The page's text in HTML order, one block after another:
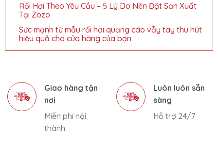
Rối Hơi Theo Yêu Cầu – 5 Lý Do Nên Đặt Sản Xuất
Tại Zozo
Sức mạnh từ mẫu rối hơi quảng cáo vẫy tay thu hút
hiệu quả cho cửa hàng của bạn
Giao hàng tận
nơi
Miễn phí nội
thành
Luôn luôn sẵn
sàng
Hỗ trợ 24/7